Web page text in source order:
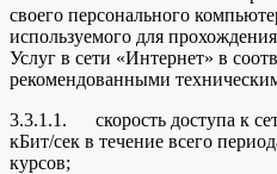
своего персонального
используемого для
Услуг в сети «Интернет» в
рекомендованными
3.3.1.1. скорость доступа к
кБит/сек в течение всего
курсов;